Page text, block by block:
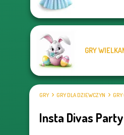
GRY
GRY GRY DLA DZIEWCZYN GRY
Insta Divas